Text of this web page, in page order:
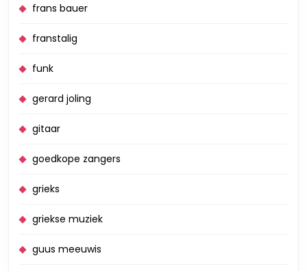
frans bauer
franstalig
funk
gerard joling
gitaar
goedkope zangers
grieks
griekse muziek
guus meeuwis